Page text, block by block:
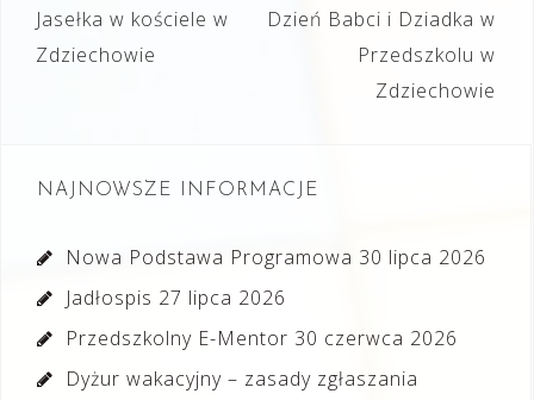
Nawigacja
wpisu
Jasełka w kościele w
Zdziechowie
Dzień Babci i Dziadka w
Przedszkolu w
Zdziechowie
NAJNOWSZE INFORMACJE
Nowa Podstawa Programowa 30 lipca 2026
Jadłospis 27 lipca 2026
Przedszkolny E-Mentor 30 czerwca 2026
Dyżur wakacyjny – zasady zgłaszania